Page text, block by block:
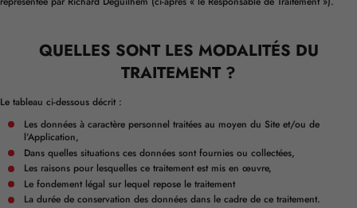
QUELLES SONT LES MODALITÉS DU
TRAITEMENT ?
Le tableau ci-dessous décrit :
Les données à caractère personnel traitées au moyen du Site et/ou de
l’Application,
Dans quelles situations ces données sont fournies ou collectées,
Les raisons pour lesquelles ce traitement est mis en œuvre,
Le fondement légal sur lequel repose le traitement
La durée de conservation des données dans le cadre de ce traitement.